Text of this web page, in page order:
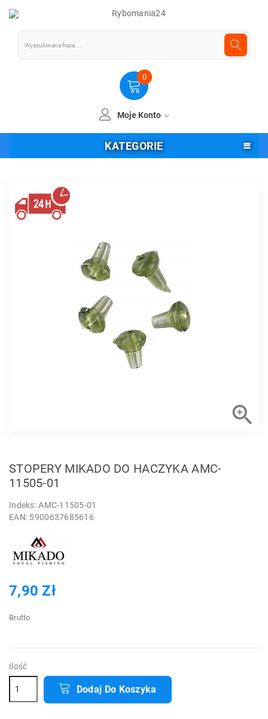
0
Moje Konto
KATEGORIE

STOPERY MIKADO DO HACZYKA AMC-
11505-01
Indeks: AMC-11505-01
EAN: 5900637685616
7,90 Zł
Brutto
Ilość
Dodaj Do Koszyka